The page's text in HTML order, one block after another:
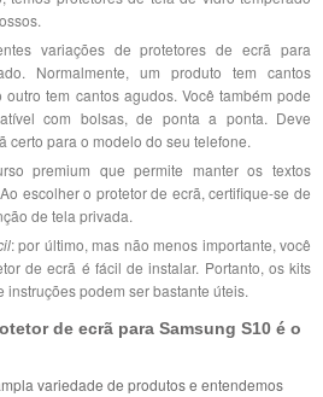
variações de protetores de ecrã para
Normalmente, um produto tem cantos
tem cantos agudos. Você também pode
com bolsas, de ponta a ponta. Deve
certo para o modelo do seu telefone.
premium que permite manter os textos
escolher o protetor de ecrã, certifique-se de
de tela privada.
: por último, mas não menos importante, você
de ecrã é fácil de instalar. Portanto, os kits
podem ser bastante úteis.
de ecrã para Samsung S10 é o
variedade de produtos e entendemos